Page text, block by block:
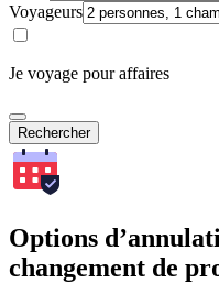
Voyageurs
Je voyage pour affaires
Rechercher
Options
changement de